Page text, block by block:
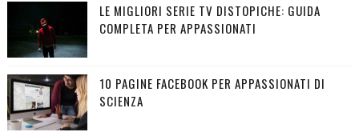
LE MIGLIORI SERIE TV DISTOPICHE: GUIDA
COMPLETA PER APPASSIONATI
10 PAGINE FACEBOOK PER APPASSIONATI DI
SCIENZA